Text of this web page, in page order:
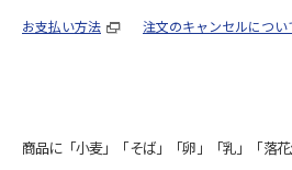
お支払い方法 注文のキャンセルについ
商品に「小麦」「そば」「卵」「乳」「落